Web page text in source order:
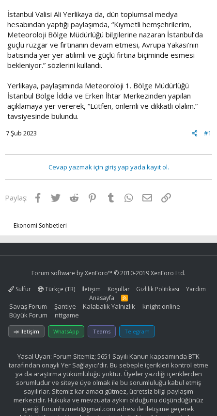
İstanbul Valisi Ali Yerlikaya da, dün toplumsal medya
hesabından yaptığı paylaşımda, “Kıymetli hemşehrilerim,
Meteoroloji Bölge Müdürlüğü bilgilerine nazaran İstanbul’da
güçlü rüzgar ve fırtınanın devam etmesi, Avrupa Yakası’nın
batısında yer yer atılımlı ve güçlü fırtına biçiminde esmesi
bekleniyor.” sözlerini kullandı.
Yerlikaya, paylaşımında Meteoroloji 1. Bölge Müdürlüğü
İstanbul Bölge İddia ve Erken İhtar Merkezinden yapılan
açıklamaya yer vererek, “Lütfen, önlemli ve dikkatli olalım.”
tavsiyesinde bulundu.
#1
7 Şub 2023
Cevap yazmak için giriş yap yada kayıt ol.
Paylaş: Facebook
TwitterReddit Pinterest
Tumblr WhatsApp
E-postaLink
Ekonomi Sohbetleri
Forum software by XenForo™ © 2010-2019 XenForo Ltd.
Sulfur
Türkçe (TR) İletişim Koşullar Gizlilik Politikası
Yardım
Anasayfa
R
S
Savaş Forum Şantiye Kalabalık Yalnızlık
knight online
Büyük Forum
nttgame
📣 İletişim WhatsApp Teams Telegram
Yasal Uyarı: Forum Sitemiz; 5651 Sayılı Kanun kapsamında BTK
tarafından onaylı Yer Sağlayıcı'dır. Bu sebeple içerikleri kontrol etme
ya da araştırma yükümlülüğü yoktur. Üyeler yazdığı içeriklerden
sorumludur ve siteye üye olmak ile bu sorumluluğu kabul etmiş
sayılırlar. Sitemiz kar amacı gütmez, ücretsiz bilgi paylaşım
merkezidir. Hukuka ve mevzuata aykırı olduğunu düşündüğünüz
içeriği forumhizmeti@gmail.com adresi ile iletişime geçerek